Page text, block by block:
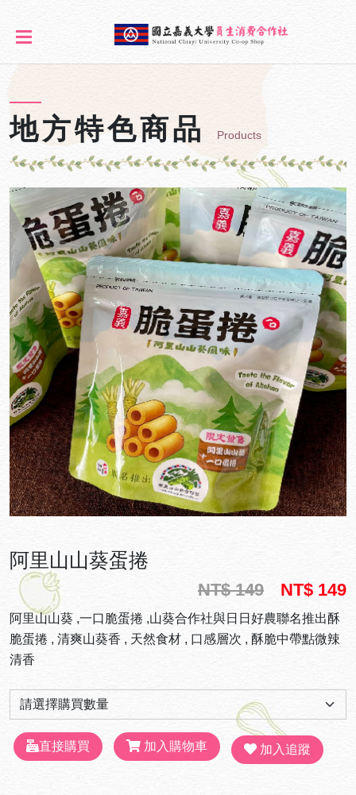
地方特色商品 Products
阿里山山葵蛋捲
NT$ 149 NT$ 149
阿里山山葵 ,一口脆蛋捲 ,山葵合作社與日日好農聯名推出酥
脆蛋捲 , 清爽山葵香 , 天然食材 , 口感層次 , 酥脆中帶點微辣
清香
直接購買 加入購物車 加入追蹤